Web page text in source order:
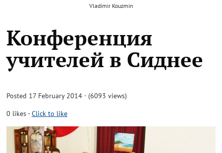
Vladimir Kouzmin
Конференция
учителей в Сиднее
Posted 17 February 2014 · (6093 views)
0 likes-Click to like